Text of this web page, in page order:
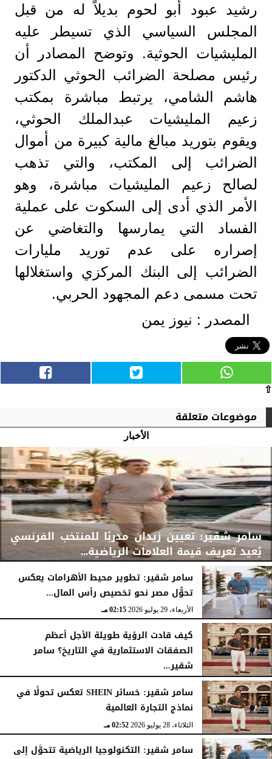
رشيد عبود أبو لحوم بديلاً له من قبل
المجلس السياسي الذي تسيطر عليه
المليشيات الحوثية. وتوضح المصادر أن
رئيس مصلحة الضرائب الحوثي الدكتور
هاشم الشامي، يرتبط مباشرة بمكتب
زعيم المليشيات عبدالملك الحوثي،
ويقوم بتوريد مبالغ مالية كبيرة من أموال
الضرائب إلى المكتب، والتي تذهب
لصالح زعيم المليشيات مباشرة، وهو
الأمر الذي أدى إلى السكوت على عملية
الفساد التي يمارسها والتغاضي عن
إصراره على عدم توريد مليارات
الضرائب إلى البنك المركزي واستغلالها
تحت مسمى دعم المجهود الحربي.
المصدر : نيوز يمن
⇧
موضوعات متعلقة
الأخبار
سامر شقير: تعيين زيدان مدربًا للمنتخب الفرنسي
يُعيد تعريف قيمة العلامات الرياضية...
الأربعاء، 29 يوليو 2026 02:25 مـ
سامر شقير: تطوير محيط الأهرامات يعكس
تحوُّل مصر نحو تخصيص رأس المال...
الأربعاء، 29 يوليو 2026 02:15 مـ
كيف قادت الرؤية طويلة الأجل أعظم
الصفقات الاستثمارية في التاريخ؟ سامر
شقير...
الثلاثاء، 28 يوليو 2026 03:49 مـ
سامر شقير: خسائر SHEIN تعكس تحولًا في
نماذج التجارة العالمية
الثلاثاء، 28 يوليو 2026 02:52 مـ
سامر شقير: التكنولوجيا الرياضية تتحوَّل إلى